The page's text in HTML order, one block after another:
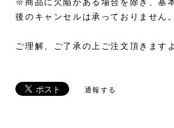
後のキャンセルは承っておりません。
ご理解、ご了承の上ご注文頂きます
通報する